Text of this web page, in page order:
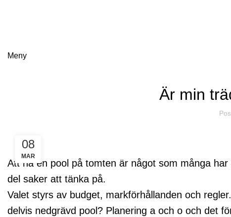
Meny
Är min
08
MAR
Att ha en pool på tomten är något som många
del saker att tänka på.
Valet styrs av budget, markförhållanden och
delvis nedgrävd pool? Planering a och o och det